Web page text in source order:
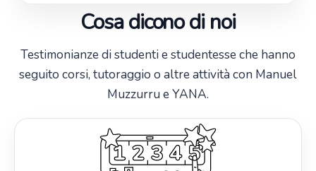
Cosa dicono di noi
Testimonianze di studenti e studentesse che hanno
seguito corsi, tutoraggio o altre attività con Manuel
Muzzurru e YANA.